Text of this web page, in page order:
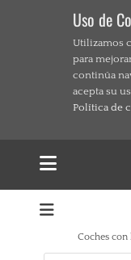
Uso de
Utilizamos
para
continúa
acepta su
Política de
Coches